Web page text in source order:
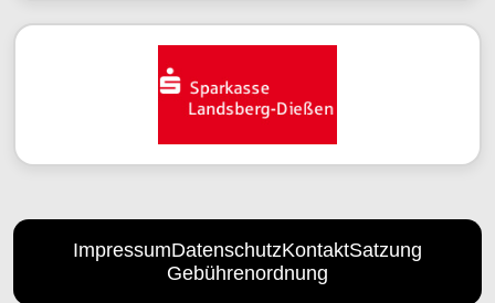
ImpressumDatenschutzKontaktSatzung
Gebührenordnung